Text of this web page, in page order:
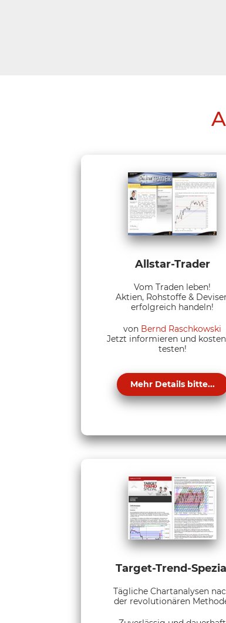
Allstar-Trader
Vom Traden leben!
Aktien, Rohstoffe &
erfolgreich handeln!
von Bernd Raschkowski
Jetzt informieren und
testen!
Mehr Details bitte...
Target-Trend-
Tägliche Chartanalysen
der revolutionären